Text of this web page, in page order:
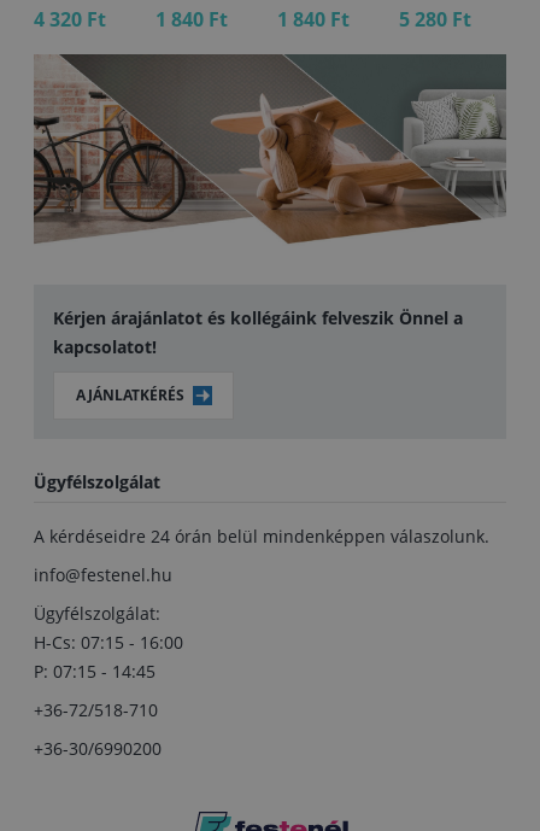
4 320 Ft 1 840 Ft 1 840 Ft 5 280 Ft
Kérjen árajánlatot és kollégáink felveszik Önnel a
kapcsolatot!
AJÁNLATKÉRÉS
Ügyfélszolgálat
A kérdéseidre 24 órán belül mindenképpen válaszolunk.
info@festenel.hu
Ügyfélszolgálat:
H-Cs: 07:15 - 16:00
P: 07:15 - 14:45
+36-72/518-710
+36-30/6990200